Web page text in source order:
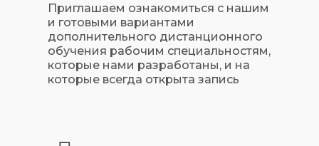
Приглашаем ознакомиться с нашим
и готовыми вариантами
дополнительного дистанционного
обучения рабочим специальностям,
которые нами разработаны, и на
которые всегда открыта запись